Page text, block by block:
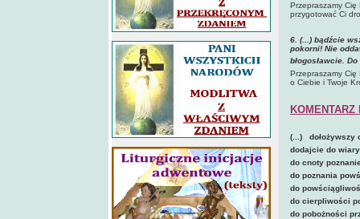
Przepraszamy Cię
przygotować Ci
6. (...) bądźcie
pokorni! Nie
błogosławcie.
Przepraszamy Cię
o Ciebie i Twoje
KOMENTARZ
(...) dołożywszy
dodajcie do
do cnoty
do poznania
do
do cierpliwości
do pobożności